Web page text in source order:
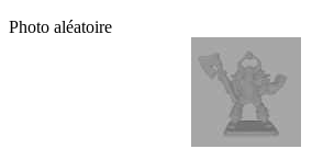
Photo aléatoire